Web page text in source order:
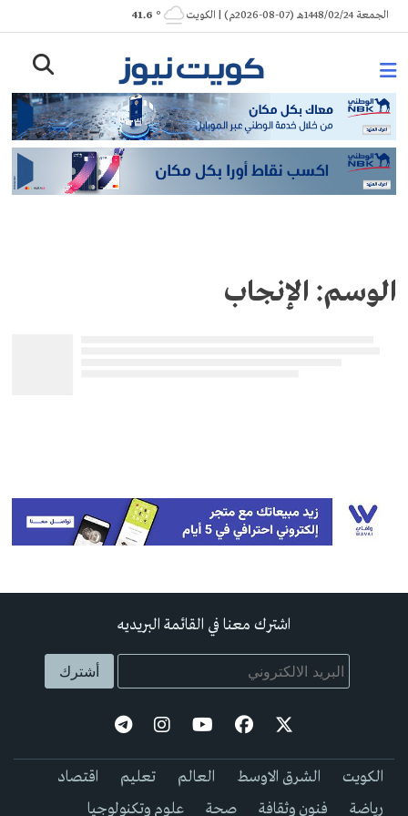
Skip
to
الجمعة 1448/02/24هـ (07-08-2026م) | الكويت ° 41.6
الوسم: الإنجاب
اشترك معنا في القائمة البريديه
الكويت الشرق الاوسط العالم تعليم
اقتصاد
رياضة
فنون وثقافة صحة علوم وتكنولوجيا